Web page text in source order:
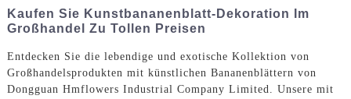
Kaufen Sie Kunstbananenblatt-Dekoration Im
Großhandel Zu Tollen Preisen
Entdecken Sie die lebendige und exotische Kollektion von
Großhandelsprodukten mit künstlichen Bananenblättern von
Dongguan Hmflowers Industrial Company Limited. Unsere mit